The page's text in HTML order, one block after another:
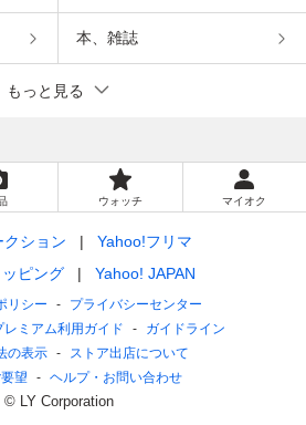
本、雑誌
もっと見る
ウォッチ マイオク
クション
Yahoo!フリマ
ピング
Yahoo! JAPAN
リシー
プライバシーセンター
レミアム利用ガイド
ガイドライン
の表示
ストア出店について
望
ヘルプ・お問い合わせ
© LY Corporation